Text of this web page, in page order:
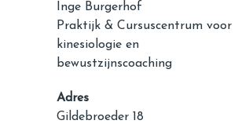
Inge Burgerhof
Praktijk & Cursuscentrum voor
kinesiologie en
bewustzijnscoaching
Adres
Gildebroeder 18